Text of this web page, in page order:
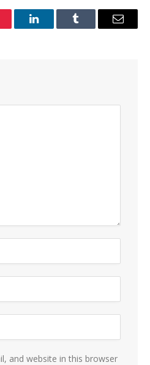
LinkedInTumblr Email
and website in this browser